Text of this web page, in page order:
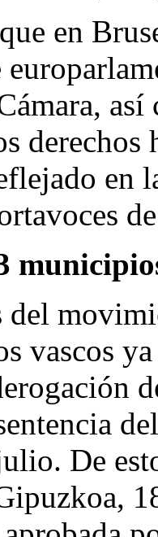
en
derechos
en
del
vascos
De